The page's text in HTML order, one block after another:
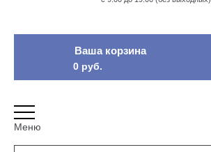
Ваша корзина
0 руб.
Меню